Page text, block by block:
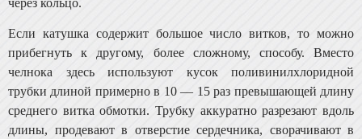
через кольцо.
Если катушка содержит большое число витков, то мо­жно
прибегнуть к другому, более сложному, способу. Вместо
челнока здесь используют кусок поливинилхлоридной
трубки длиной примерно в 10 — 15 раз превышаю­щей длину
среднего витка обмотки. Трубку аккуратно разрезают вдоль
длины, продевают в отверстие сердеч­ника, сворачивают в